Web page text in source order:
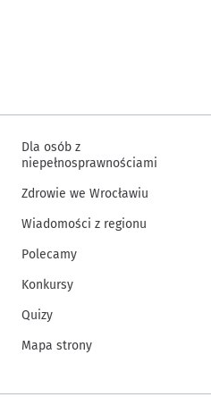
Dla osób z
niepełnosprawnościami
Zdrowie we Wrocławiu
Wiadomości z regionu
Polecamy
Konkursy
Quizy
Mapa strony